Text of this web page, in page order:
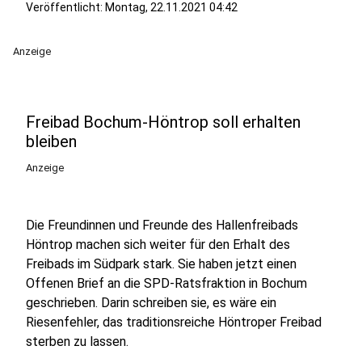
Veröffentlicht: Montag, 22.11.2021 04:42
Anzeige
Freibad Bochum-Höntrop soll erhalten
bleiben
Anzeige
Die Freundinnen und Freunde des Hallenfreibads
Höntrop machen sich weiter für den Erhalt des
Freibads im Südpark stark. Sie haben jetzt einen
Offenen Brief an die SPD-Ratsfraktion in Bochum
geschrieben. Darin schreiben sie, es wäre ein
Riesenfehler, das traditionsreiche Höntroper Freibad
sterben zu lassen.